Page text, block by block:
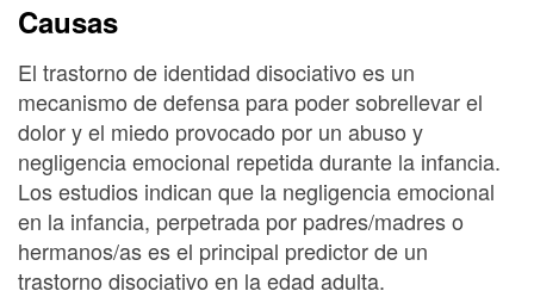
Causas
El trastorno de identidad disociativo es un
mecanismo de defensa para poder sobrellevar el
dolor y el miedo provocado por un abuso y
negligencia emocional repetida durante la infancia.
Los estudios indican que la negligencia emocional
en la infancia, perpetrada por padres/madres o
hermanos/as es el principal predictor de un
trastorno disociativo en la edad adulta.